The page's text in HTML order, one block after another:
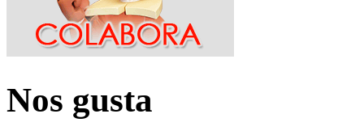
Nos gusta